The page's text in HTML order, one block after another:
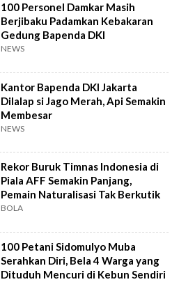
100 Personel Damkar Masih
Berjibaku Padamkan Kebakaran
Gedung Bapenda DKI
NEWS
Kantor Bapenda DKI Jakarta
Dilalap si Jago Merah, Api Semakin
Membesar
NEWS
Rekor Buruk Timnas Indonesia di
Piala AFF Semakin Panjang,
Pemain Naturalisasi Tak Berkutik
BOLA
100 Petani Sidomulyo Muba
Serahkan Diri, Bela 4 Warga yang
Dituduh Mencuri di Kebun Sendiri